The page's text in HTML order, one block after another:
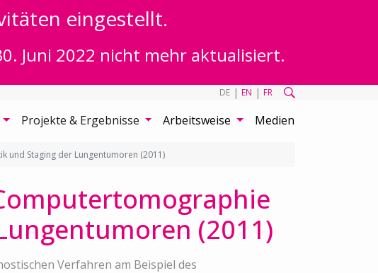
eingestellt.
Juni 2022 nicht mehr aktualisiert.
DE | EN | FR
Projekte & Ergebnisse Arbeitsweise Medien
und Staging der Lungentumoren (2011)
(2011)
Verfahren am Beispiel des